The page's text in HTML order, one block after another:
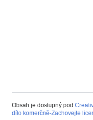
Obsah je dostupný pod
dílo komerčně-Zachovejte